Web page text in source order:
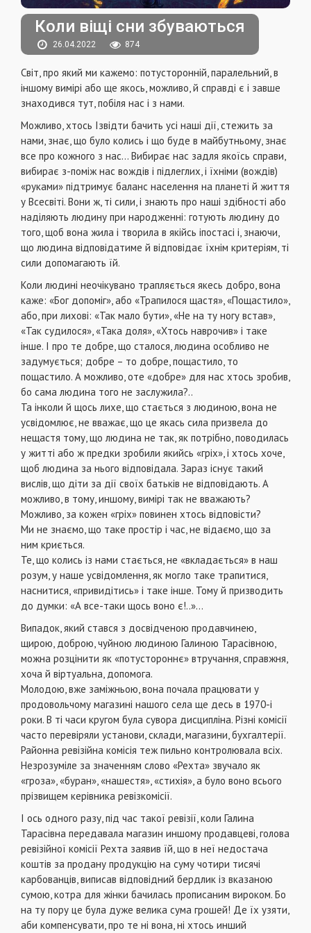
Коли віщі сни збуваються
26.04.2022 874
Світ, про який ми кажемо: потусторонній, паралельний, в
іншому вимірі або ще якось, можливо, й справді є і завше
знаходився тут, побіля нас і з нами.
Можливо, хтось Ізвідти бачить усі наші дії, стежить за
нами, знає, що було колись і що буде в майбутньому, знає
все про кожного з нас… Вибирає нас задля якоїсь справи,
вибирає з-поміж нас вождів і підлеглих, і їхніми (вождів)
«руками» підтримує баланс населення на планеті й життя
у Всесвіті. Вони ж, ті сили, і знають про наші здібності або
наділяють людину при народженні: готують людину до
того, щоб вона жила і творила в якійсь іпостасі і, знаючи,
що людина відповідатиме й відповідає їхнім критеріям, ті
сили допомагають їй.
Коли людині неочікувано трапляється якесь добро, вона
каже: «Бог допоміг», або «Трапилося щастя», «Пощастило»,
або, при лихові: «Так мало бути», «Не на ту ногу встав»,
«Так судилося», «Така доля», «Хтось наврочив» і таке
інше. І про те добре, що сталося, людина особливо не
задумується; добре – то добре, пощастило, то
пощастило. А можливо, оте «добре» для нас хтось зробив,
бо сама людина того не заслужила?..
Та інколи й щось лихе, що стається з людиною, вона не
усвідомлює, не вважає, що це якась сила призвела до
нещастя тому, що людина не так, як потрібно, поводилась
у житті або ж предки зробили якийсь «гріх», і хтось хоче,
щоб людина за нього відповідала. Зараз існує такий
вислів, що діти за дії своїх батьків не відповідають. А
можливо, в тому, иншому, вимірі так не вважають?
Можливо, за кожен «гріх» повинен хтось відповісти?
Ми не знаємо, що таке простір і час, не відаємо, що за
ним криється.
Те, що колись із нами стається, не «вкладається» в наш
розум, у наше усвідомлення, як могло таке трапитися,
наснитися, «привидітись» і таке інше. Тому й призводить
до думки: «А все-таки щось воно є!..»…
Випадок, який стався з досвідченою продавчинею,
щирою, доброю, чуйною людиною Галиною Тарасівною,
можна розцінити як «потустороннє» втручання, справжня,
хоча й віртуальна, допомога.
Молодою, вже заміжньою, вона почала працювати у
продовольчому магазині нашого села ще десь в 1970-і
роки. В ті часи кругом була сувора дисципліна. Різні комісії
часто перевіряли установи, склади, магазини, бухгалтерії.
Районна ревізійна комісія теж пильно контролювала всіх.
Незрозуміле за значенням слово «Рехта» звучало як
«гроза», «буран», «нашестя», «стихія», а було воно всього
прізвищем керівника ревізкомісії.
І ось одного разу, під час такої ревізії, коли Галина
Тарасівна передавала магазин иншому продавцеві, голова
ревізійної комісії Рехта заявив їй, що в неї недостача
коштів за продану продукцію на суму чотири тисячі
карбованців, виписав відповідний бердлик із вказаною
сумою, котра для жінки бачилась прописаним вироком. Бо
на ту пору це була дуже велика сума грошей! Де їх узяти,
аби компенсувати, про те ні вона, ні хтось инший